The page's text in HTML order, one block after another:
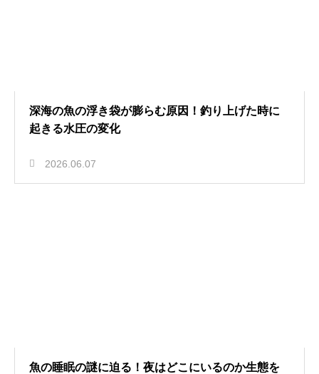
深海の魚の浮き袋が膨らむ原因！釣り上げた時に
起きる水圧の変化
2026.06.07
魚の睡眠の謎に迫る！夜はどこにいるのか生態を